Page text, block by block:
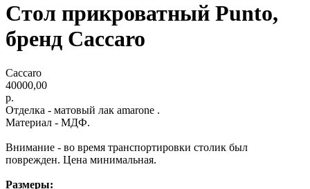
Стол прикроватный Punto,
бренд Caccaro
Caccaro
40000,00
р.
Отделка - матовый лак amarone .
Материал - МДФ.
Внимание - во время транспортировки столик был
поврежден. Цена минимальная.
Размеры: